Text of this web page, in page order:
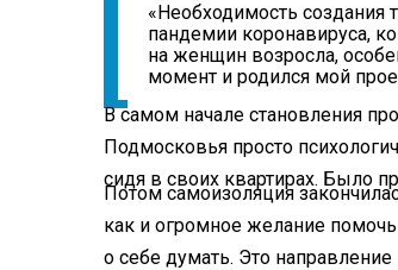
«Необходимость создания
пандемии коронавируса,
на женщин возросла,
момент и родился мой
В самом начале становления
Подмосковья просто
сидя в своих квартирах. Было
Потом самоизоляция
как и огромное желание
о себе думать. Это